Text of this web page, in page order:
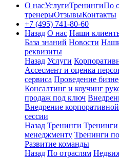
О насУслугиТренингиПо
тренерыОтзывыКонтакты
+7 (495) 741-80-60
Назад О нас Наши
База знаний Новости
реквизиты
Назад Услуги
Ассесмент и оценка
сервиса Проведение
Консалтинг и коучинг
продаж под ключ
Внедрение
сессии
Назад Тренинги
менеджменту Тренинги
Развитие команды
Назад По отраслям